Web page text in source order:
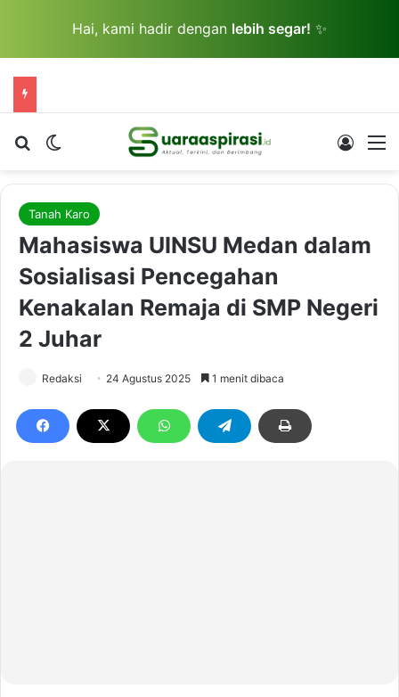
Hai, kami hadir dengan lebih segar! ✨
Cari berita...Switch skin Log In
Tanah Karo
Mahasiswa UINSU Medan dalam
Sosialisasi Pencegahan
Kenakalan Remaja di SMP Negeri
2 Juhar
Redaksi 24 Agustus 2025 1 menit dibaca